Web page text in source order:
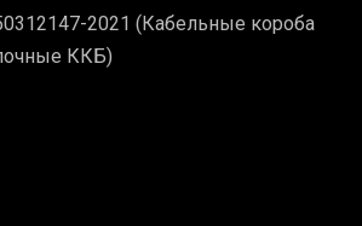
2021 (Кабельные короба
ККБ)